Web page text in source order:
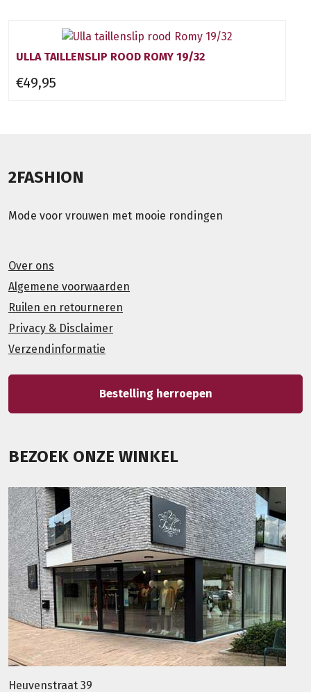
ULLA TAILLENSLIP ROOD ROMY 19/32
€49,95
2FASHION
Mode voor vrouwen met mooie rondingen
Over ons
Algemene voorwaarden
Ruilen en retourneren
Privacy & Disclaimer
Verzendinformatie
Bestelling herroepen
BEZOEK ONZE WINKEL
Heuvenstraat 39